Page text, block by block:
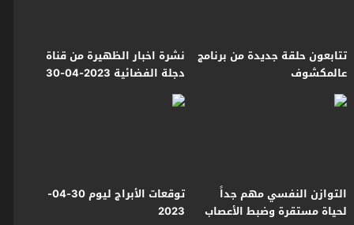
تتابعون حلقة جديدة من برنامج
عالمكشوف
نشرة اخبار الظهيرة من قناة
دجلة الفضائية 2023-04-30
التوازن النفسي مهم جداً
لحياة مستقرة وضبط الأعصاب
توقعات الأبراج ليوم 30-04-
2023